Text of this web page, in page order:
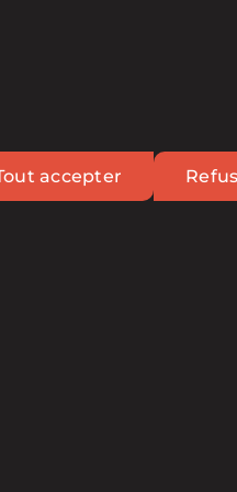
SUR
droits réservés
accepter